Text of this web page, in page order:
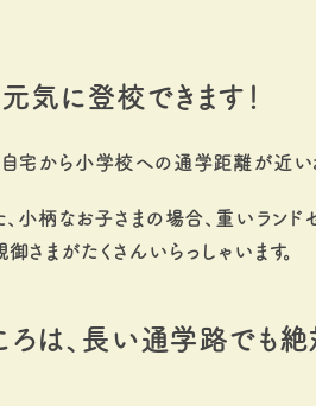
気に登校できます！
宅から小学校への通学距離が近い
小柄なお子さまの場合、重いラン
さまがたくさんいらっしゃいます。
ろは、長い通学路でも